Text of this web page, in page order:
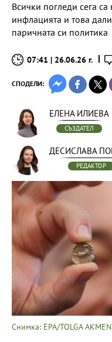
Всички погледи сега
инфлацията и това
паричната си политика
07:41 | 26.06.26 г.
СПОДЕЛИ:
ЕЛЕНА ИЛИЕВА
СЪЗДАТЕЛ
ДЕСИСЛАВА
РЕДАКТОР
Снимка: EPA/TOLGA AKMEN